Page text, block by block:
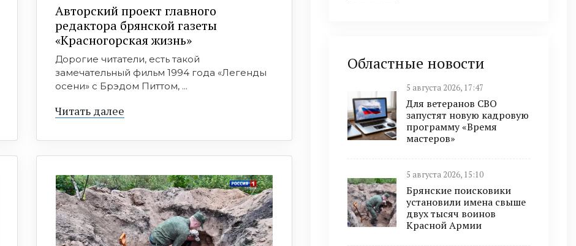
Авторский проект главного
редактора брянской газеты
«Красногорская жизнь»
Дорогие читатели, есть такой
замечательный фильм 1994 года «Легенды
осени» с Брэдом Питтом, ...
Читать далее
Областные новости
5 августа 2026, 17:47
Для ветеранов СВО
запустят новую кадровую
программу «Время
мастеров»
5 августа 2026, 15:10
Брянские поисковики
установили имена свыше
двух тысяч воинов
Красной Армии